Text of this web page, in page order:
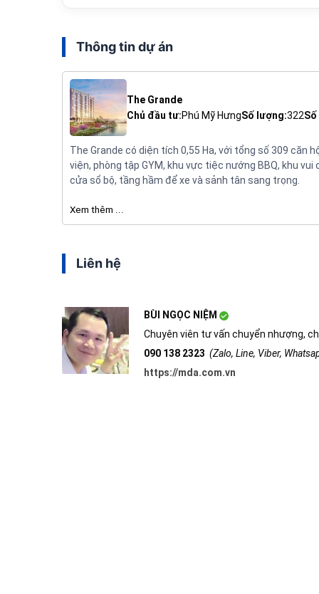
Thông tin dự án
The Grande
Chủ đầu tư:Phú Mỹ HưngSố lượng:322
The Grande có diện tích 0,55 Ha, với tổng số 309 căn
viện, phòng tập GYM, khu vực tiệc nướng BBQ, khu
cửa sổ bộ, tầng hầm để xe và sảnh tân sang trọng.
Xem thêm ...
Liên hệ
BÙI NGỌC NIỆM
Chuyên viên tư vấn chuyển nhượng,
090 138 2323 (Zalo, Line, Viber,
https://mda.com.vn